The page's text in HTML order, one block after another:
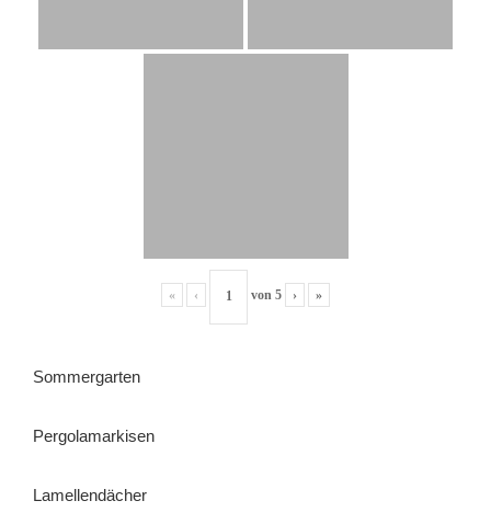
« ‹ von 5 › »
Sommergarten
Pergolamarkisen
Lamellendächer